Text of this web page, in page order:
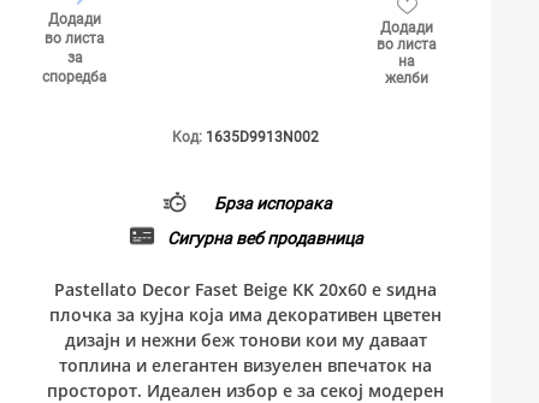
Додади
во листа
за
споредба
Додади
во листа
на
желби
Код: 1635D9913N002
Брза испорака
Сигурна веб продавница
Pastellato Decor Faset Beige KK 20x60 е ѕидна
плочка за кујна која има декоративен цветен
дизајн и нежни беж тонови кои му даваат
топлина и елегантен визуелен впечаток на
просторот. Идеален избор е за секој модерен